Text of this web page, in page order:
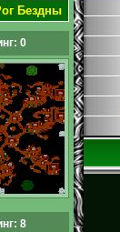
Бездны
0
8